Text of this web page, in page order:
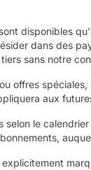
disponibles
dans des
sans notre
offres
aux
le